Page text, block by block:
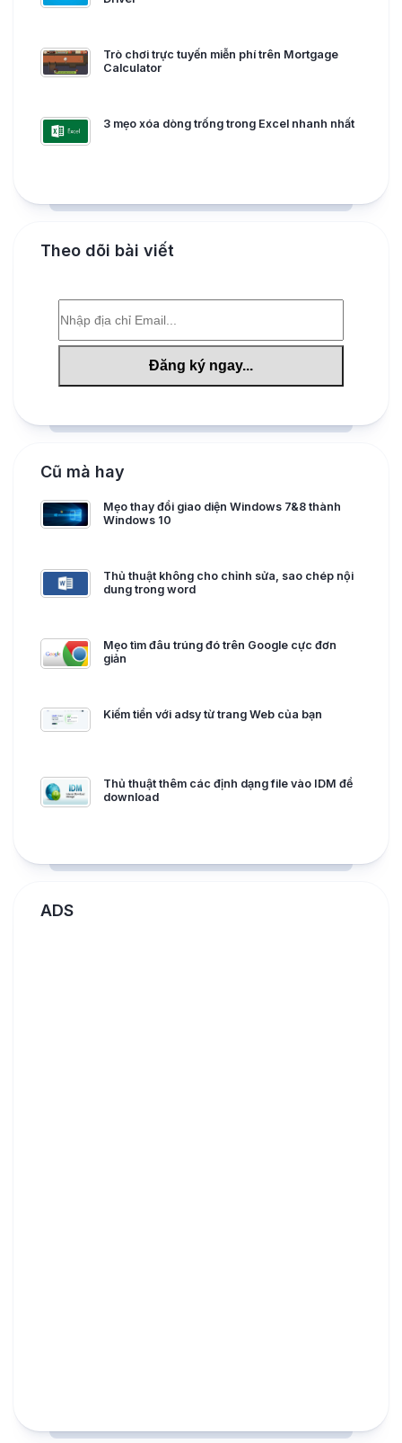
Trò chơi trực tuyến miễn phí trên Mortgage
Calculator
3 mẹo xóa dòng trống trong Excel nhanh nhất
Theo dõi bài viết
Cũ mà hay
Mẹo thay đổi giao diện Windows 7&8 thành
Windows 10
Thủ thuật không cho chỉnh sửa, sao chép nội
dung trong word
Mẹo tìm đâu trúng đó trên Google cực đơn
giản
Kiếm tiền với adsy từ trang Web của bạn
Thủ thuật thêm các định dạng file vào IDM để
download
ADS